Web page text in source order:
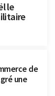
le
de
une